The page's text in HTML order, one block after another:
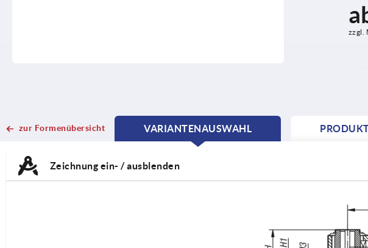
zzgl.
zur Formenübersicht
VARIANTENAUSWAHL
CURRENT
CURRENT
Zeichnung ein- / ausblenden